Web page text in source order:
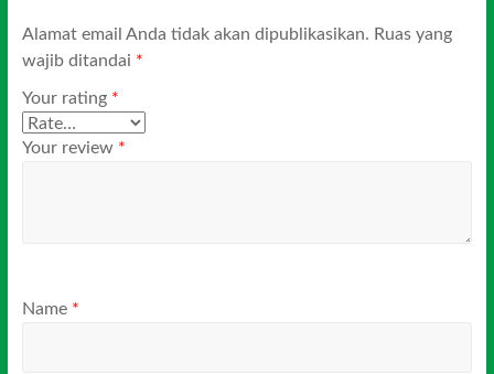
Alamat email Anda tidak akan dipublikasikan. Ruas yang
wajib ditandai *
Your rating *
Your review *
Name *